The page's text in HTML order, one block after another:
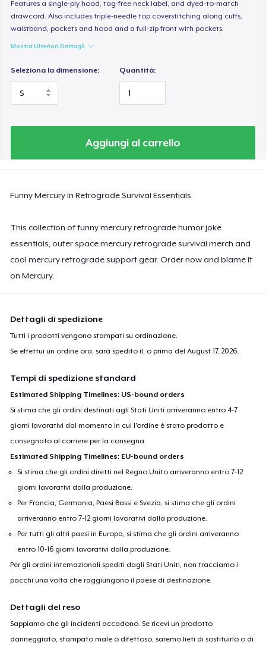
Features a single-ply hood, tag-free neck label, and dyed-to-match
drawcord. Also includes triple-needle top coverstitching along cuffs,
waistband, pockets and hood and a full-zip front with pockets.
Mostra Ulteriori Dettagli
Seleziona la dimensione: Quantità:
Aggiungi al carrello
Funny Mercury In Retrograde Survival Essentials
This collection of funny mercury retrograde humor joke
essentials, outer space mercury retrograde survival merch and
cool mercury retrograde support gear. Order now and blame it
on Mercury.
Dettagli di spedizione
Tutti i prodotti vengono stampati su ordinazione.
Se effettui un ordine ora, sarà spedito il, o prima delAugust 17, 2026.
Tempi di spedizione standard
Estimated Shipping Timelines: US-bound orders
Si stima che gli ordini destinati agli Stati Uniti arriveranno entro 4-7
giorni lavorativi dal momento in cui l'ordine è stato prodotto e
consegnato al corriere per la consegna.
Estimated Shipping Timelines: EU-bound orders
Si stima che gli ordini diretti nel Regno Unito arriveranno entro 7-12
giorni lavorativi dalla produzione.
Per Francia, Germania, Paesi Bassi e Svezia, si stima che gli ordini
arriveranno entro 7-12 giorni lavorativi dalla produzione.
Per tutti gli altri paesi in Europa, si stima che gli ordini arriveranno
entro 10-16 giorni lavorativi dalla produzione.
Per gli ordini internazionali spediti dagli Stati Uniti, non tracciamo i
pacchi una volta che raggiungono il paese di destinazione.
Dettagli del reso
Sappiamo che gli incidenti accadono. Se ricevi un prodotto
danneggiato, stampato male o difettoso, saremo lieti di sostituirlo o di
Women's Comfort Tee
24,99 USD
Classic Tank Top
Classic Long Sleeve Tee
24,99 USD